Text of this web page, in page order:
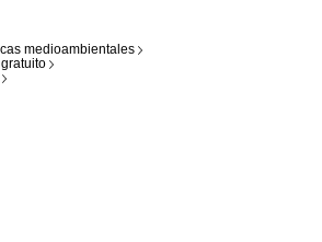
medioambientales